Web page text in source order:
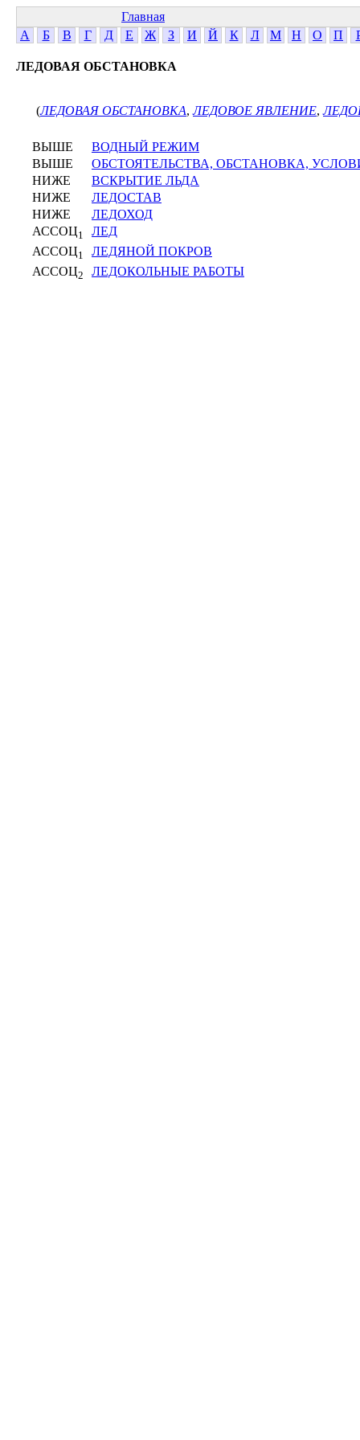
Главная
А
Б В Г Д Е Ж З И Й К Л М Н О П
ЛЕДОВАЯ ОБСТАНОВКА
(ЛЕДОВАЯ ОБСТАНОВКА,ЛЕДОВОЕ ЯВЛЕНИЕ,
ВЫШЕ
ВОДНЫЙ РЕЖИМ
ВЫШЕ
ОБСТОЯТЕЛЬСТВА, ОБСТАНОВКА,
НИЖЕ
ВСКРЫТИЕ ЛЬДА
НИЖЕ
ЛЕДОСТАВ
НИЖЕ
ЛЕДОХОД
АССОЦ1
ЛЕД
АССОЦ1
ЛЕДЯНОЙ ПОКРОВ
АССОЦ2 ЛЕДОКОЛЬНЫЕ РАБОТЫ